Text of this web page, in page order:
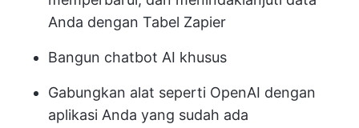
Anda dengan Tabel Zapier
Bangun chatbot AI khusus
Gabungkan alat seperti OpenAI dengan
aplikasi Anda yang sudah ada